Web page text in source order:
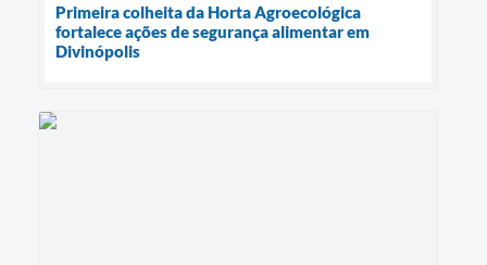
Primeira colheita da Horta Agroecológica
fortalece ações de segurança alimentar em
Divinópolis